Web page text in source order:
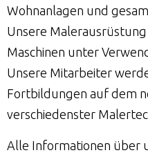
Wohnanlagen und
Unsere
Maschinen unter
Unsere Mitarbeiter
Fortbildungen auf dem
verschiedenster
Alle Informationen über